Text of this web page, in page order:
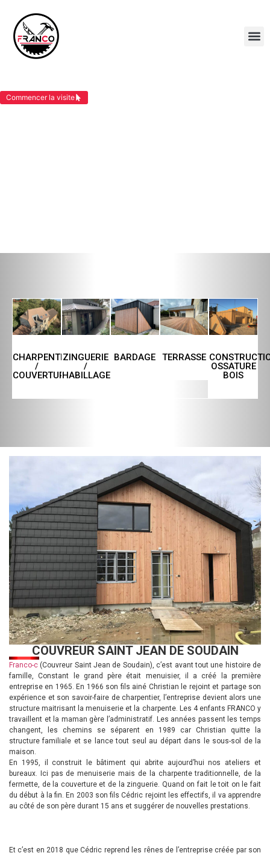
Commencer la visite
CHARPENTE
/
COUVERTURE
ZINGUERIE
/
HABILLAGE
BARDAGE TERRASSE
OSSATURE
BOIS
COUVREUR SAINT JEAN DE SOUDAIN
Franco-c (Couvreur Saint Jean de Soudain), c’est avant tout une histoire de
famille, Constant le grand père était menuisier, il a créé la première
entreprise en 1965. En 1966 son fils ainé Christian le rejoint et partage son
expérience et son savoir-faire de charpentier, l’entreprise devient alors une
structure maitrisant la menuiserie et la charpente. Les 4 enfants FRANCO y
travaillent et la maman gère l’administratif. Les années passent les temps
changent, les chemins se séparent en 1989 car Christian quitte la
structure familiale et se lance tout seul au départ dans le sous-sol de la
maison.
En 1995, il construit le bâtiment qui abrite aujourd’hui nos ateliers et
bureaux. Ici pas de menuiserie mais de la charpente traditionnelle, de la
fermette, de la couverture et de la zinguerie. Quand on fait le toit on le fait
du début à la fin. En 2003 son fils Cédric rejoint les effectifs, il va apprendre
au côté de son père durant 15 ans et suggérer de nouvelles prestations.
Et c’est en 2018 que Cédric reprend les rênes de l’entreprise créée par son